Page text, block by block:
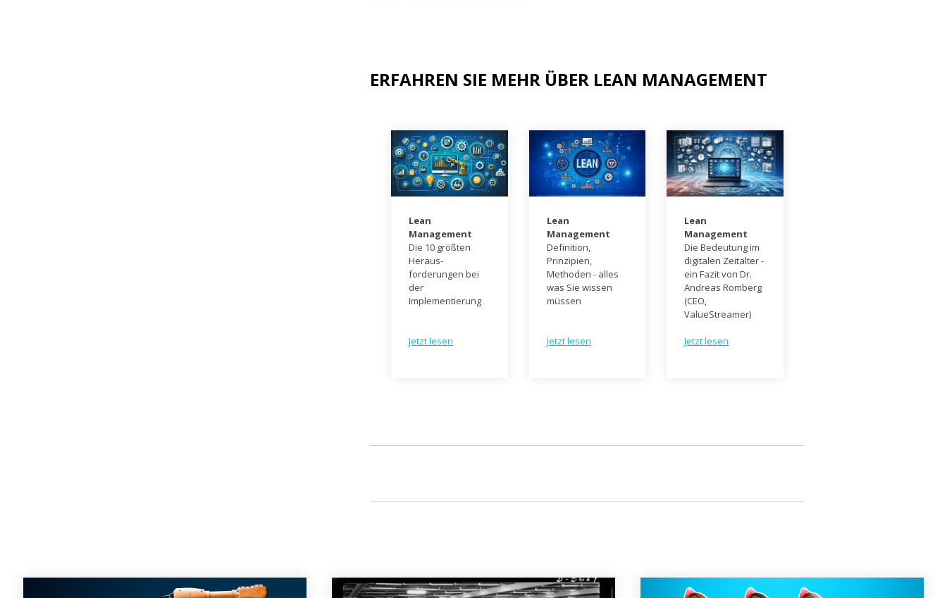
ERFAHREN SIE MEHR ÜBER LEAN MANAGEMENT
Lean
Management
Die 10 größten
Heraus-
forderungen bei
der
Implementierung
Jetzt lesen
Lean
Management
Definition,
Prinzipien,
Methoden - alles
was Sie wissen
müssen
Jetzt lesen
Lean
Management
Die Bedeutung im
digitalen Zeitalter -
ein Fazit von Dr.
Andreas Romberg
(CEO,
ValueStreamer)
Jetzt lesen